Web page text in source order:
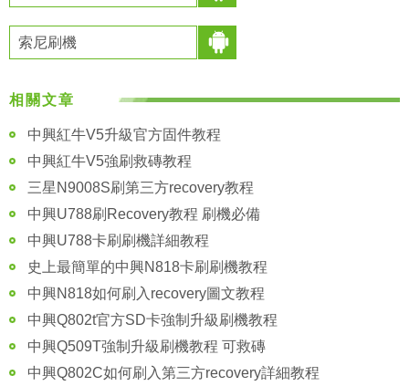
索尼刷機
相關文章
中興紅牛V5升級官方固件教程
中興紅牛V5強刷救磚教程
三星N9008S刷第三方recovery教程
中興U788刷Recovery教程 刷機必備
中興U788卡刷刷機詳細教程
史上最簡單的中興N818卡刷刷機教程
中興N818如何刷入recovery圖文教程
中興Q802t官方SD卡強制升級刷機教程
中興Q509T強制升級刷機教程 可救磚
中興Q802C如何刷入第三方recovery詳細教程